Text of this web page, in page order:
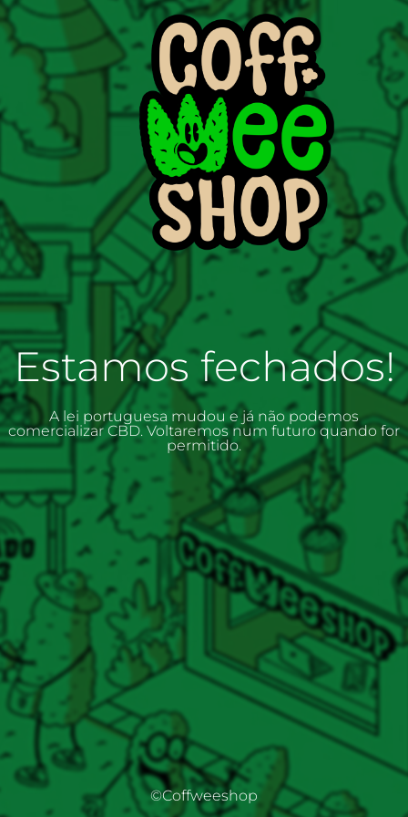
Estamos fechados!
A lei portuguesa mudou e já não podemos
comercializar CBD. Voltaremos num futuro quando for
permitido.
©Coffweeshop